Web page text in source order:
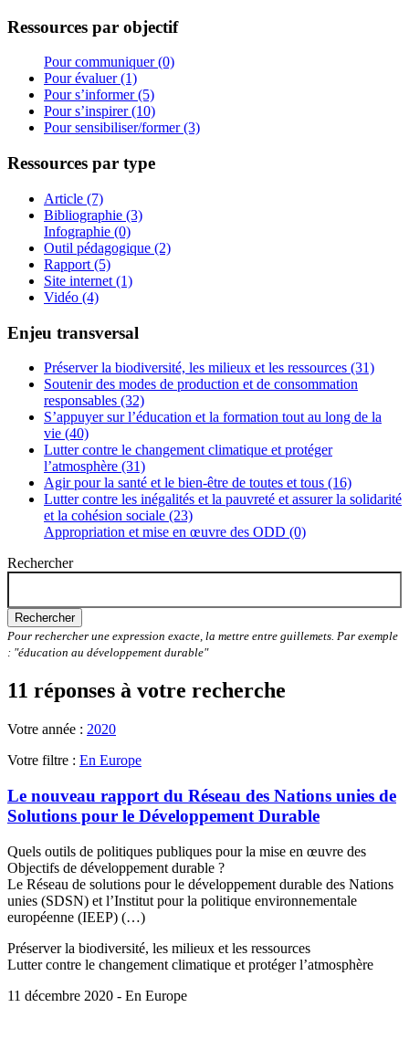
Ressources par objectif
Pour communiquer (0)
Pour évaluer (1)
Pour s’informer (5)
Pour s’inspirer (10)
Pour sensibiliser/former (3)
Ressources par type
Article (7)
Bibliographie (3)
Infographie (0)
Outil pédagogique (2)
Rapport (5)
Site internet (1)
Vidéo (4)
Enjeu transversal
Préserver la biodiversité, les milieux et les ressources (31)
Soutenir des modes de production et de consommation
responsables (32)
S’appuyer sur l’éducation et la formation tout au long de la
vie (40)
Lutter contre le changement climatique et protéger
l’atmosphère (31)
Agir pour la santé et le bien-être de toutes et tous (16)
Lutter contre les inégalités et la pauvreté et assurer la solidarité
et la cohésion sociale (23)
Appropriation et mise en œuvre des ODD (0)
Rechercher
Rechercher
Pour rechercher une expression exacte, la mettre entre guillemets. Par exemple
: "éducation au développement durable"
11 réponses à votre recherche
Votre année : 2020
Votre filtre : En Europe
Le nouveau rapport du Réseau des Nations unies de
Solutions pour le Développement Durable
Quels outils de politiques publiques pour la mise en œuvre des
Objectifs de développement durable ?
Le Réseau de solutions pour le développement durable des Nations
unies (SDSN) et l’Institut pour la politique environnementale
européenne (IEEP) (…)
Préserver la biodiversité, les milieux et les ressources
Lutter contre le changement climatique et protéger l’atmosphère
11 décembre 2020 - En Europe